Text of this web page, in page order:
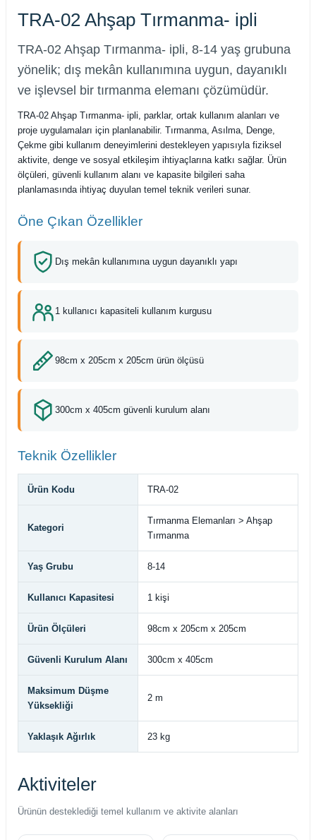
TRA-02 Ahşap Tırmanma- ipli
TRA-02 Ahşap Tırmanma- ipli, 8-14 yaş grubuna
yönelik; dış mekân kullanımına uygun, dayanıklı
ve işlevsel bir tırmanma elemanı çözümüdür.
TRA-02 Ahşap Tırmanma- ipli, parklar, ortak kullanım alanları ve
proje uygulamaları için planlanabilir. Tırmanma, Asılma, Denge,
Çekme gibi kullanım deneyimlerini destekleyen yapısıyla fiziksel
aktivite, denge ve sosyal etkileşim ihtiyaçlarına katkı sağlar. Ürün
ölçüleri, güvenli kullanım alanı ve kapasite bilgileri saha
planlamasında ihtiyaç duyulan temel teknik verileri sunar.
Öne Çıkan Özellikler
Dış mekân kullanımına uygun dayanıklı yapı
1 kullanıcı kapasiteli kullanım kurgusu
98cm x 205cm x 205cm ürün ölçüsü
300cm x 405cm güvenli kurulum alanı
Teknik Özellikler
Ürün Kodu TRA-02
Kategori
Tırmanma Elemanları > Ahşap
Tırmanma
Yaş Grubu 8-14
Kullanıcı Kapasitesi 1 kişi
Ürün Ölçüleri 98cm x 205cm x 205cm
Güvenli Kurulum Alanı 300cm x 405cm
Maksimum Düşme
Yüksekliği
2 m
Yaklaşık Ağırlık 23 kg
Aktiviteler
Ürünün desteklediği temel kullanım ve aktivite alanları